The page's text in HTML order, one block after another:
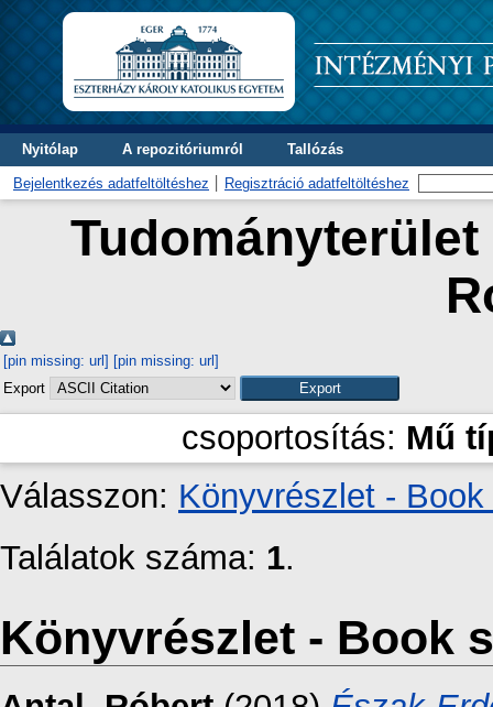
Nyitólap A repozitóriumról Tallózás
Bejelentkezés adatfeltöltéshez Regisztráció adatfeltöltéshez
[pin missing: url] [pin missing: url]
Export
csoportosítás: Mű
Válasszon: Könyvrészlet -
Találatok száma: 1.
Könyvrészlet - Book